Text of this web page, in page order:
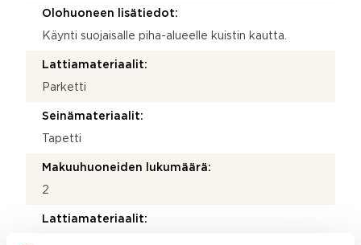
Olohuoneen lisätiedot:
Käynti suojaisalle piha-alueelle kuistin kautta.
Lattiamateriaalit:
Parketti
Seinämateriaalit:
Tapetti
Makuuhuoneiden lukumäärä:
2
Lattiamateriaalit: